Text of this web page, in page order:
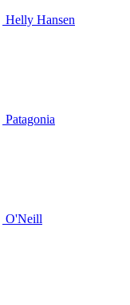
Helly Hansen
Patagonia
O'Neill